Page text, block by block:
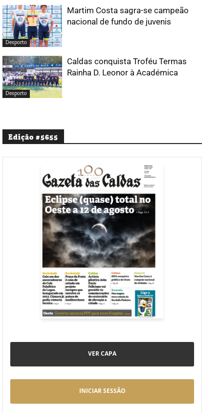
Desporto
Martim Costa sagra-se campeão
nacional de fundo de juvenis
Desporto
Caldas conquista Troféu Termas
Rainha D. Leonor à Académica
Edição #5655
VER CAPA
INICIAR SESSÃO